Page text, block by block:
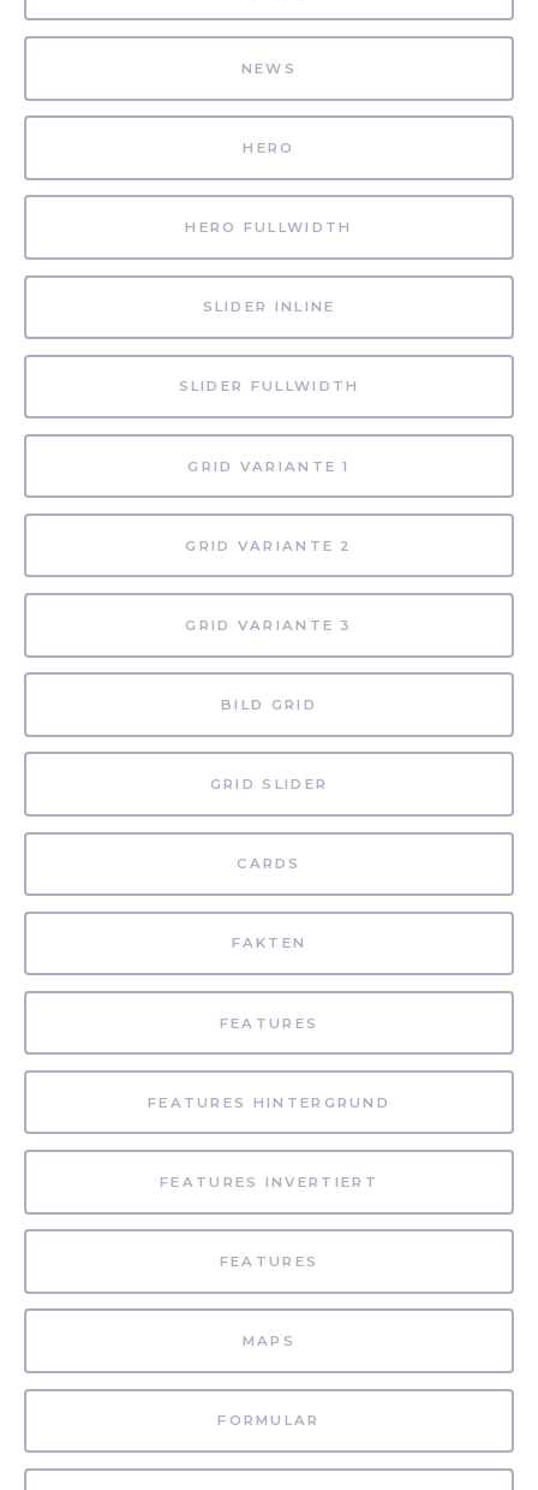
NEWS
HERO
HERO FULLWIDTH
SLIDER INLINE
SLIDER FULLWIDTH
GRID VARIANTE 1
GRID VARIANTE 2
GRID VARIANTE 3
BILD GRID
GRID SLIDER
CARDS
FAKTEN
FEATURES
FEATURES HINTERGRUND
FEATURES INVERTIERT
FEATURES
MAPS
FORMULAR